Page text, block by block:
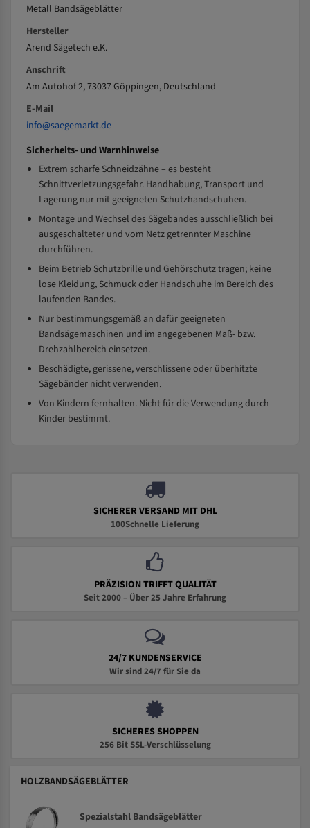
Metall Bandsägeblätter
Hersteller
Arend Sägetech e.K.
Anschrift
Am Autohof 2, 73037 Göppingen, Deutschland
E-Mail
info@saegemarkt.de
Sicherheits- und Warnhinweise
Extrem scharfe Schneidzähne – es besteht
Schnittverletzungsgefahr. Handhabung, Transport und
Lagerung nur mit geeigneten Schutzhandschuhen.
Montage und Wechsel des Sägebandes ausschließlich bei
ausgeschalteter und vom Netz getrennter Maschine
durchführen.
Beim Betrieb Schutzbrille und Gehörschutz tragen; keine
lose Kleidung, Schmuck oder Handschuhe im Bereich des
laufenden Bandes.
Nur bestimmungsgemäß an dafür geeigneten
Bandsägemaschinen und im angegebenen Maß- bzw.
Drehzahlbereich einsetzen.
Beschädigte, gerissene, verschlissene oder überhitzte
Sägebänder nicht verwenden.
Von Kindern fernhalten. Nicht für die Verwendung durch
Kinder bestimmt.
SICHERER VERSAND MIT DHL
100Schnelle Lieferung
PRÄZISION TRIFFT QUALITÄT
Seit 2000 – Über 25 Jahre Erfahrung
24/7 KUNDENSERVICE
Wir sind 24/7 für Sie da
SICHERES SHOPPEN
256 Bit SSL-Verschlüsselung
HOLZBANDSÄGEBLÄTTER
Spezialstahl Bandsägeblätter